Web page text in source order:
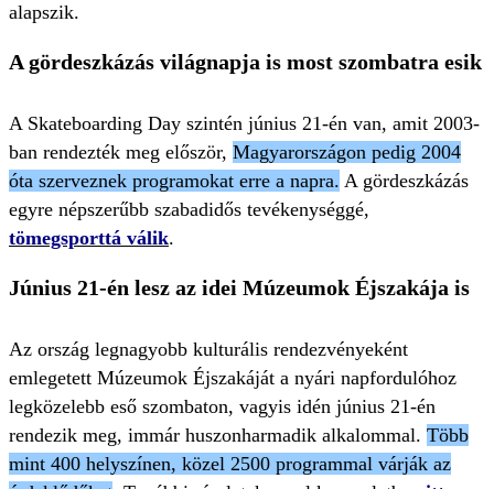
alapszik.
A gördeszkázás világnapja is most szombatra esik
A Skateboarding Day szintén június 21-én van, amit 2003-
ban rendezték meg először, Magyarországon pedig 2004
óta szerveznek programokat erre a napra. A gördeszkázás
egyre népszerűbb szabadidős tevékenységgé,
tömegsporttá válik.
Június 21-én lesz az idei Múzeumok Éjszakája is
Az ország legnagyobb kulturális rendezvényeként
emlegetett Múzeumok Éjszakáját a nyári napfordulóhoz
legközelebb eső szombaton, vagyis idén június 21-én
rendezik meg, immár huszonharmadik alkalommal. Több
mint 400 helyszínen, közel 2500 programmal várják az